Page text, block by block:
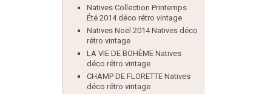
Natives Collection Printemps
Été 2014 déco rétro vintage
Natives Noël 2014 Natives déco
rétro vintage
LA VIE DE BOHÈME Natives
déco rétro vintage
CHAMP DE FLORETTE Natives
déco rétro vintage